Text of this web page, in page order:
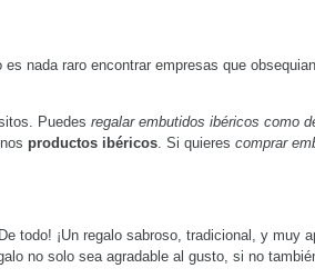
es nada raro encontrar empresas que
Puedes regalar embutidos ibéricos como
productos ibéricos. Si quieres comprar
todo! ¡Un regalo sabroso, tradicional, y muy
no solo sea agradable al gusto, si no